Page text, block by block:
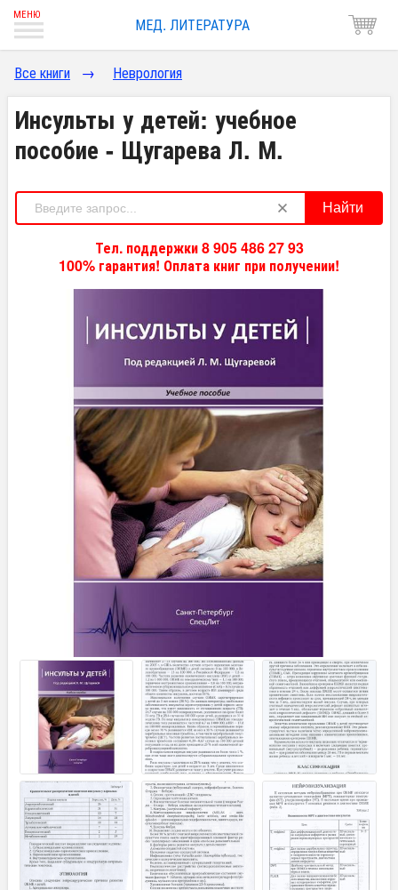
МЕД. ЛИТЕРАТУРА
Все книги → Неврология
Инсульты у детей: учебное
пособие - Щугарева Л. М.
Найти
Тел. поддержки 8 905 486 27 93
100% гарантия! Оплата книг при получении!